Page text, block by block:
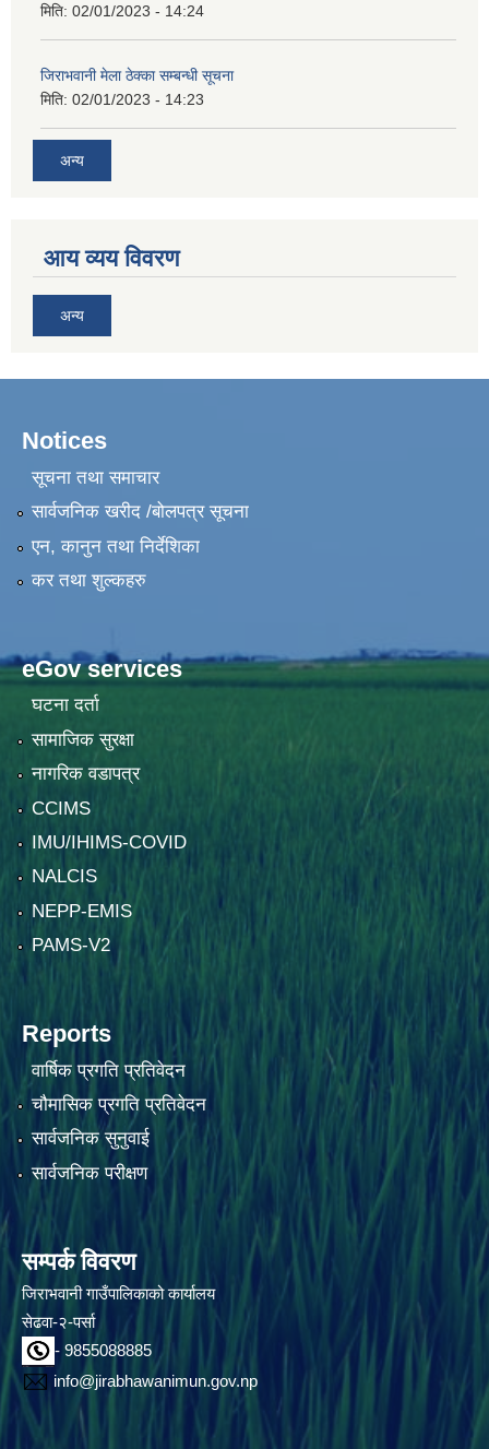
मिति: 02/01/2023 - 14:24
जिराभवानी मेला ठेक्का सम्बन्धी सूचना
मिति: 02/01/2023 - 14:23
अन्य
आय व्यय विवरण
अन्य
Notices
सूचना तथा समाचार
सार्वजनिक खरीद /बोलपत्र सूचना
एन, कानुन तथा निर्देशिका
कर तथा शुल्कहरु
eGov services
घटना दर्ता
सामाजिक सुरक्षा
नागरिक वडापत्र
CCIMS
IMU/IHIMS-COVID
NALCIS
NEPP-EMIS
PAMS-V2
Reports
वार्षिक प्रगति प्रतिवेदन
चौमासिक प्रगति प्रतिवेदन
सार्वजनिक सुनुवाई
सार्वजनिक परीक्षण
सम्पर्क विवरण
जिराभवानी गाउँपालिकाको कार्यालय
सेढवा-२-पर्सा
- 9855088885
info@jirabhawanimun.gov.np